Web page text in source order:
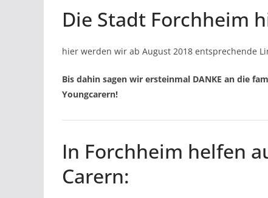
Die Stadt Forchheim
hier werden wir ab August 2018 entsprechende
Bis dahin sagen wir ersteinmal DANKE an die
Youngcarern!
In Forchheim helfen
Carern: